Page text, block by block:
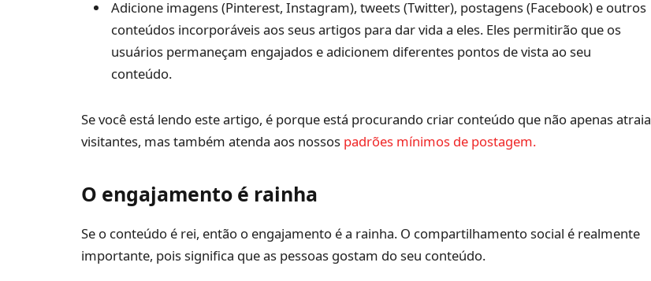
Adicione imagens (Pinterest, Instagram), tweets (Twitter), postagens (Facebook) e outros
conteúdos incorporáveis ​​aos seus artigos para dar vida a eles. Eles permitirão que os
usuários permaneçam engajados e adicionem diferentes pontos de vista ao seu
conteúdo.
Se você está lendo este artigo, é porque está procurando criar conteúdo que não apenas atraia
visitantes, mas também atenda aos nossos padrões mínimos de postagem.
O engajamento é rainha
Se o conteúdo é rei, então o engajamento é a rainha. O compartilhamento social é realmente
importante, pois significa que as pessoas gostam do seu conteúdo.